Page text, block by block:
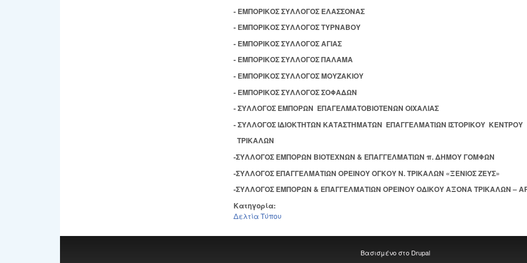
- ΕΜΠΟΡΙΚΟΣ ΣΥΛΛΟΓΟΣ ΕΛΑΣΣΟΝΑΣ
- ΕΜΠΟΡΙΚΟΣ ΣΥΛΛΟΓΟΣ ΤΥΡΝΑΒΟΥ
- ΕΜΠΟΡΙΚΟΣ ΣΥΛΛΟΓΟΣ ΑΓΙΑΣ
- ΕΜΠΟΡΙΚΟΣ ΣΥΛΛΟΓΟΣ ΠΑΛΑΜΑ
- ΕΜΠΟΡΙΚΟΣ ΣΥΛΛΟΓΟΣ ΜΟΥΖΑΚΙΟΥ
- ΕΜΠΟΡΙΚΟΣ ΣΥΛΛΟΓΟΣ ΣΟΦΑΔΩΝ
- ΣΥΛΛΟΓΟΣ ΕΜΠΟΡΩΝ ΕΠΑΓΕΛΜΑΤΟΒΙΟΤΕΝΩΝ ΟΙΧΑΛΙΑΣ
- ΣΥΛΛΟΓΟΣ ΙΔΙΟΚΤΗΤΩΝ ΚΑΤΑΣΤΗΜΑΤΩΝ ΕΠΑΓΓΕΛΜΑΤΙΩΝ ΙΣΤΟΡΙΚΟΥ ΚΕΝΤΡΟΥ
ΤΡΙΚΑΛΩΝ
-ΣΥΛΛΟΓΟΣ ΕΜΠΟΡΩΝ ΒΙΟΤΕΧΝΩΝ & ΕΠΑΓΓΕΛΜΑΤΙΩΝ π. ΔΗΜΟΥ ΓΟΜΦΩΝ
-ΣΥΛΛΟΓΟΣ ΕΠΑΓΓΕΛΜΑΤΙΩΝ ΟΡΕΙΝΟΥ ΟΓΚΟΥ Ν. ΤΡΙΚΑΛΩΝ «ΞΕΝΙΟΣ ΖΕΥΣ»
-ΣΥΛΛΟΓΟΣ ΕΜΠΟΡΩΝ & ΕΠΑΓΓΕΛΜΑΤΙΩΝ ΟΡΕΙΝΟΥ ΟΔΙΚΟΥ ΑΞΟΝΑ ΤΡΙΚΑΛΩΝ –
Κατηγορία:
Δελτία Τύπου
Βασισμένο στο Drupal